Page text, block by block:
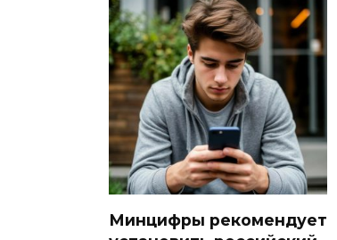
Минцифры рекомендует